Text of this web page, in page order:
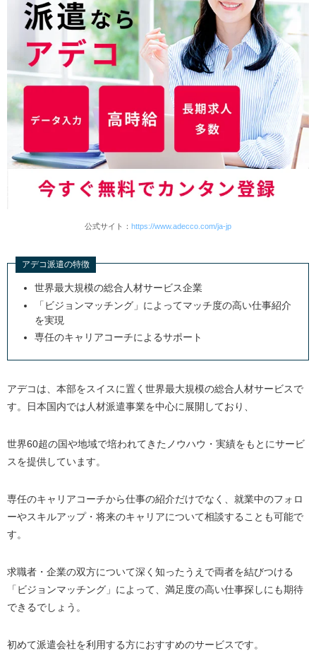
派遣期間満了後のキャリアプランを考えておく
佐賀県で派遣から正社員になりたい方におすすめの転職
エージェント
リクルートエージェント
佐賀県で派遣会社を探す人がよくする質問
派遣でも社会保険に加入できますか？
派遣で働く際の交通費は支給されますか？
未経験でも働ける派遣の仕事はありますか？
佐賀県の産業構造と雇用状況
佐賀県で需要の高い業種・職種
佐賀県の派遣の時給相場
まとめ｜佐賀県で理想の仕事を始めよう！
公式サイト： https://www.adecco.com/ja-jp
アデコ派遣の特徴
世界最大規模の総合人材サービス企業
「ビジョンマッチング」によってマッチ度の高い仕事紹介
を実現
専任のキャリアコーチによるサポート
アデコは、本部をスイスに置く世界最大規模の総合人材サービスで
す。日本国内では人材派遣事業を中心に展開しており、
世界60超の国や地域で培われてきたノウハウ・実績をもとにサービ
スを提供しています。
専任のキャリアコーチから仕事の紹介だけでなく、就業中のフォロ
ーやスキルアップ・将来のキャリアについて相談することも可能で
す。
求職者・企業の双方について深く知ったうえで両者を結びつける
「ビジョンマッチング」によって、満足度の高い仕事探しにも期待
できるでしょう。
初めて派遣会社を利用する方におすすめのサービスです。